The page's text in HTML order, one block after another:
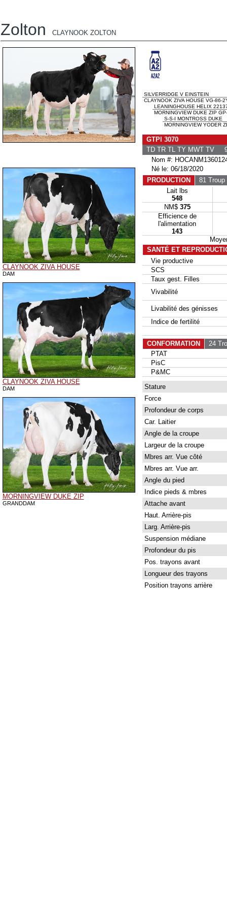
Zolton CLAYNOOK ZOLTON
CLAYNOOK ZIVA HOUSE
DAM
CLAYNOOK ZIVA HOUSE
DAM
MORNINGVIEW DUKE ZIP
GRANDDAM
SILVERRIDGE V EINSTEIN
CLAYNOOK ZIVA HOUSE VG-86-
LEANINGHOUSE HELIX
MORNINGVIEW DUKE ZIP
S-S-I MONTROSS DUKE
MORNINGVIEW YODER
GTPI 3070
TD TR TL TY MWT TV
Nom #:
Né le: 06/18/2020
PRODUCTION
81 Troup
Lait lbs
548
NM$ 375
Efficience de
l'alimentation
143
SANTÉ ET
Vie productive
SCS
Taux gest. Filles
Vivabilité
Livabilité des génisses
Indice de fertilité
CONFORMATION
24
PTAT
PisC
P&MC
Stature
Force
Profondeur de corps
Car. Laitier
Angle de la croupe
Largeur de la croupe
Mbres arr. Vue côté
Mbres arr. Vue arr.
Angle du pied
Indice pieds & mbres
Attache avant
Haut. Arrière-pis
Larg. Arrière-pis
Suspension médiane
Profondeur du pis
Pos. trayons avant
Longueur des trayons
Position trayons arrière